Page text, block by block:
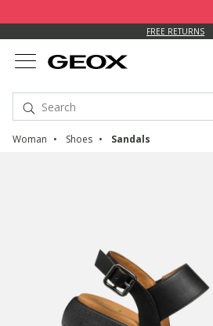
FREE RETURNS
Woman Shoes Sandals